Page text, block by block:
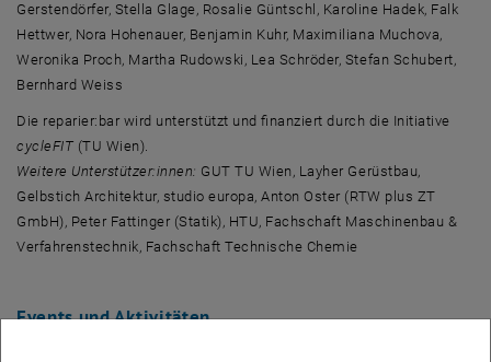
Gerstendörfer, Stella Glage, Rosalie Güntschl, Karoline Hadek, Falk
Hettwer, Nora Hohenauer, Benjamin Kuhr, Maximiliana Muchova,
Weronika Proch, Martha Rudowski, Lea Schröder, Stefan Schubert,
Bernhard Weiss
Die reparier:bar wird unterstützt und finanziert durch die Initiative
cycleFIT (TU Wien).
Weitere Unterstützer:innen: GUT TU Wien, Layher Gerüstbau,
Gelbstich Architektur, studio europa, Anton Oster (RTW plus ZT
GmbH), Peter Fattinger (Statik), HTU, Fachschaft Maschinenbau &
Verfahrenstechnik, Fachschaft Technische Chemie
Events und Aktivitäten